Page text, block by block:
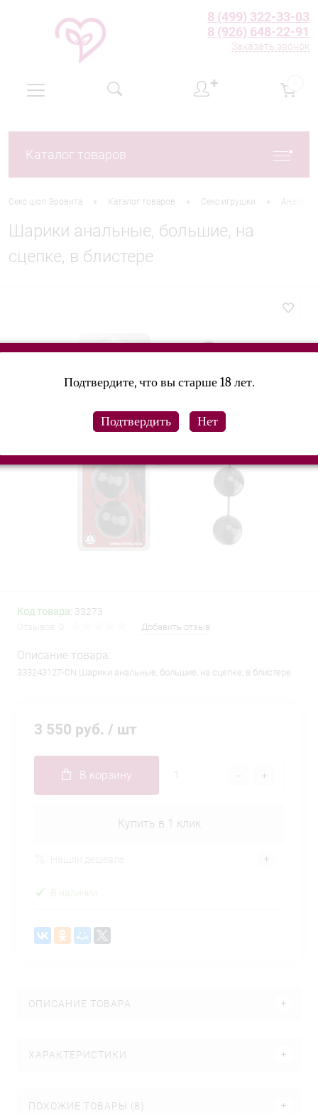
8 (499) 322-33-03
8 (926) 648-22-91
Заказать звонок
✚
Каталог товаров
Секс шоп Эровита Каталог товаров Секс игрушки
Шарики анальные, большие, на
сцепке, в блистере
Код товара: 33273
Добавить отзыв
Описание товара:
333243127-CN Шарики анальные, большие, на сцепке, в блистере
3 550 руб. / шт
В корзину
Купить в 1 клик
В наличии
ОПИСАНИЕ ТОВАРА
ХАРАКТЕРИСТИКИ
ПОХОЖИЕ ТОВАРЫ (8)
Подтвердите, что вы старше 18 лет.